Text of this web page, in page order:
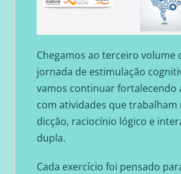
Chegamos ao terceiro volume
jornada de estimulação
vamos continuar fortalecendo
com atividades que trabalham
dicção, raciocínio lógico e
dupla.
Cada exercício foi pensado